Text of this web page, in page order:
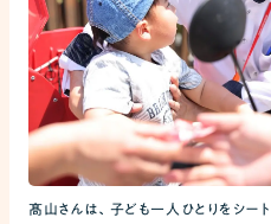
髙山さんは、子ども一人ひとりをシー